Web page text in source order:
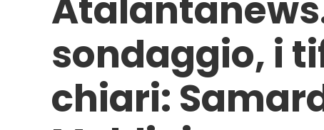
sondaggio, i
chiari: